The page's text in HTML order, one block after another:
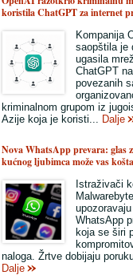
koristila ChatGPT za internet
Kompanija
saopštila je
ugasila
ChatGPT
povezanih
kriminalnom grupom iz
Azije koja je koristi... Dalje
Nova WhatsApp prevara: glas
kućnog ljubimca može vas
Istraživači
WhatsApp
koja se širi
naloga. Žrtve dobijaju
Dalje